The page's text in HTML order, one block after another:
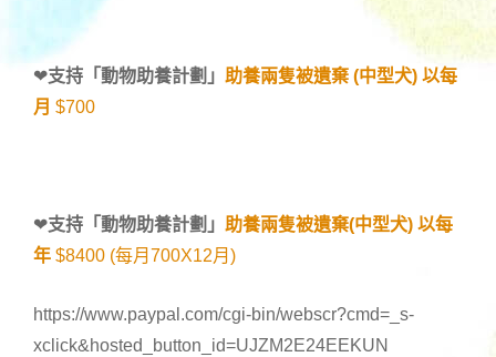
❤支持「動物助養計劃 」 助養兩隻被遺棄 (中型犬) 以每
月 $700
❤支持「動物助養計劃 」 助養兩隻被遺棄(中型犬) 以每
年 $8400 (每月700X12月)
https://www.paypal.com/cgi-bin/webscr?cmd=_s-
xclick&hosted_button_id=UJZM2E24EEKUN